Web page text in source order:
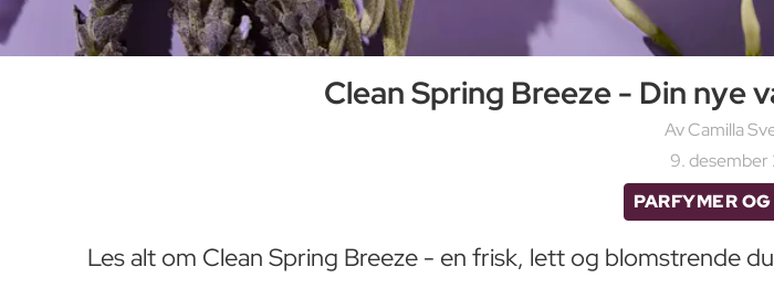
Clean Spring Breeze - Din
Av Camilla
9.
PARFYMER
Les alt om Clean Spring Breeze - en frisk, lett og blomstrende